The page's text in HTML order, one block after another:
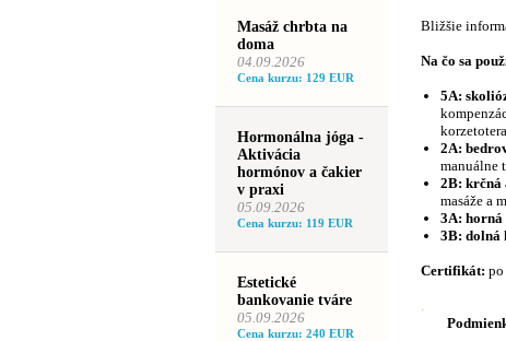
Masáž chrbta na
doma
04.09.2026
Cena kurzu: 129 EUR
Hormonálna jóga -
Aktivácia
hormónov a čakier
v praxi
05.09.2026
Cena kurzu: 119 EUR
Estetické
bankovanie tváre
05.09.2026
Cena kurzu: 240 EUR
Bližšie
Na čo sa
5A:
2A:
manuálne
2B: krčná
masáže a
3A: horná
3B: dolná
Certifikát:
.